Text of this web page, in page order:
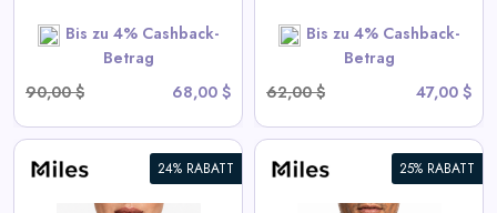
Bis zu 4% Cashback-
Betrag
90,00 $
68,00 $
Bis zu 4% Cashback-
Betrag
62,00 $
47,00 $
SHOP NOW
24% RABATT 25% RABATT